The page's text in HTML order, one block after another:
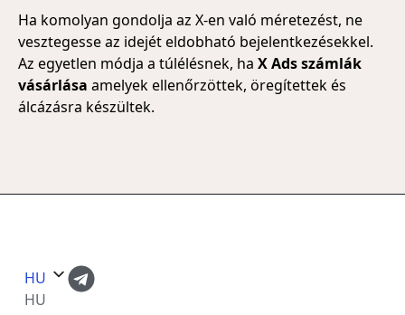
Ha komolyan gondolja az X-en való méretezést, ne
vesztegesse az idejét eldobható bejelentkezésekkel.
Az egyetlen módja a túlélésnek, ha X Ads számlák
vásárlása amelyek ellenőrzöttek, öregítettek és
álcázásra készültek.
HU
HU